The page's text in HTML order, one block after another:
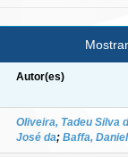
Autor(es)
Oliveira, Tadeu Silva
José da; Baffa,